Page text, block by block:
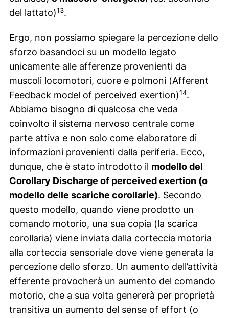
del lattato)13.
Ergo, non possiamo spiegare la percezione dello
sforzo basandoci su un modello legato
unicamente alle afferenze provenienti da
muscoli locomotori, cuore e polmoni (Afferent
Feedback model of perceived exertion)14.
Abbiamo bisogno di qualcosa che veda
coinvolto il sistema nervoso centrale come
parte attiva e non solo come elaboratore di
informazioni provenienti dalla periferia. Ecco,
dunque, che è stato introdotto il modello del
Corollary Discharge of perceived exertion (o
modello delle scariche corollarie). Secondo
questo modello, quando viene prodotto un
comando motorio, una sua copia (la scarica
corollaria) viene inviata dalla corteccia motoria
alla corteccia sensoriale dove viene generata la
percezione dello sforzo. Un aumento dell’attività
efferente provocherà un aumento del comando
motorio, che a sua volta genererà per proprietà
transitiva un aumento del sense of effort (o